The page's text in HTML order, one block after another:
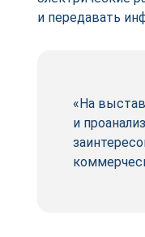
и передавать
«На
и